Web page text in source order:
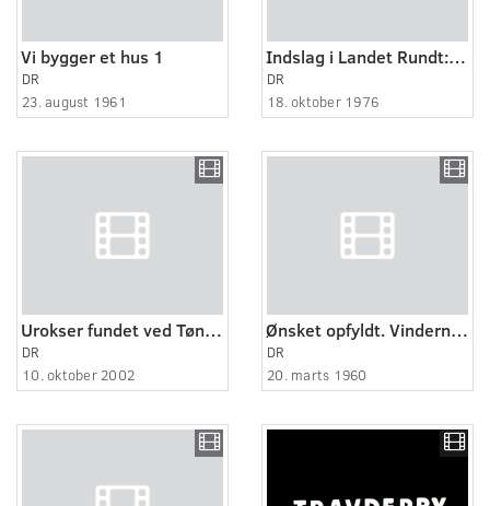
Vi bygger et hus 1
DR
23. august 1961
Indslag i Landet Rundt: Valuta
DR
18. oktober 1976
Urokser fundet ved Tønder
DR
10. oktober 2002
Ønsket opfyldt. Vinderne fra 'Syv på stribe'.
DR
20. marts 1960